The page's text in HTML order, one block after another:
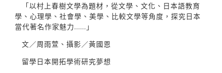
「以村上春樹文學為題材，從文學、文化、日本語教育
學、心理學、社會學、美學、比較文學等角度，探究日本
當代著名作家魅力……」
文／周雨萱、攝影／黃國恩
留學日本開拓學術研究夢想